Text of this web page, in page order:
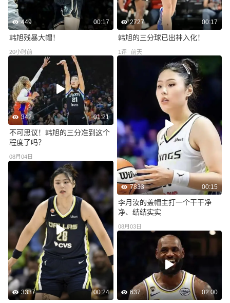
449 00:17
韩旭残暴大帽！
20小时前
342 01:21
不可思议！韩旭的三分准到这个
程度了吗？
08月04日
3337 00:24
2727 00:17
韩旭的三分球已出神入化！
1评 前天
7833 00:15
李月汝的盖帽主打一个干干净
净、结结实实
08月03日
637 02:00